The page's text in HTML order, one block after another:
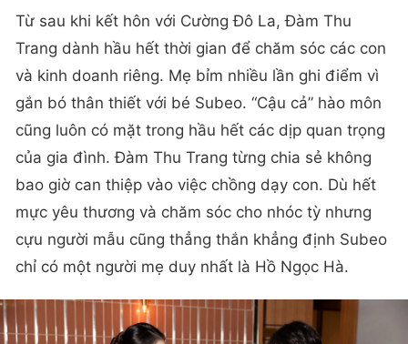
Từ sau khi kết hôn với Cường Đô La, Đàm Thu
Trang dành hầu hết thời gian để chăm sóc các con
và kinh doanh riêng. Mẹ bỉm nhiều lần ghi điểm vì
gắn bó thân thiết với bé Subeo. “Cậu cả” hào môn
cũng luôn có mặt trong hầu hết các dịp quan trọng
của gia đình. Đàm Thu Trang từng chia sẻ không
bao giờ can thiệp vào việc chồng dạy con. Dù hết
mực yêu thương và chăm sóc cho nhóc tỳ nhưng
cựu người mẫu cũng thẳng thắn khẳng định Subeo
chỉ có một người mẹ duy nhất là Hồ Ngọc Hà.